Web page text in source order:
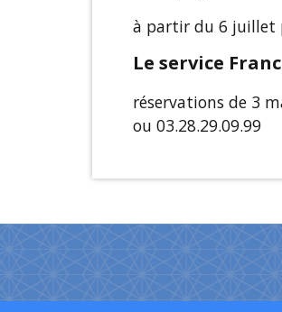
à partir du 6 juillet
Le service
réservations de 3
ou 03.28.29.09.99